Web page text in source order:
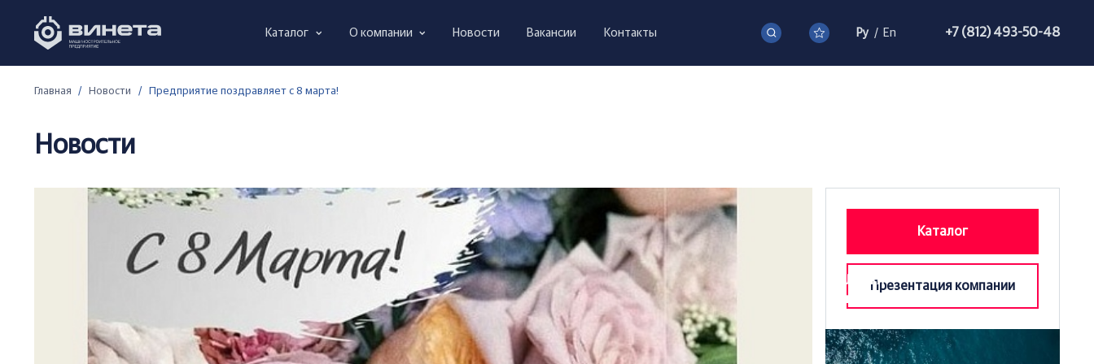
Каталог О компании Новости Вакансии Контакты Ру / En +7 (812) 493-50-48
Главная / Новости / Предприятие поздравляет с 8 марта!
Новости
Каталог
Презентация компании
Лодки
катера